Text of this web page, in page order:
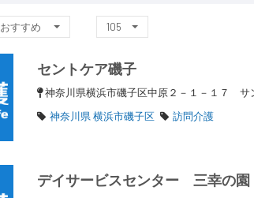
おすすめ 105
セントケア磯子
神奈川県横浜市磯子区中原２－１－１７ サ
神奈川県 横浜市磯子区
訪問介護
デイサービスセンター 三幸の園